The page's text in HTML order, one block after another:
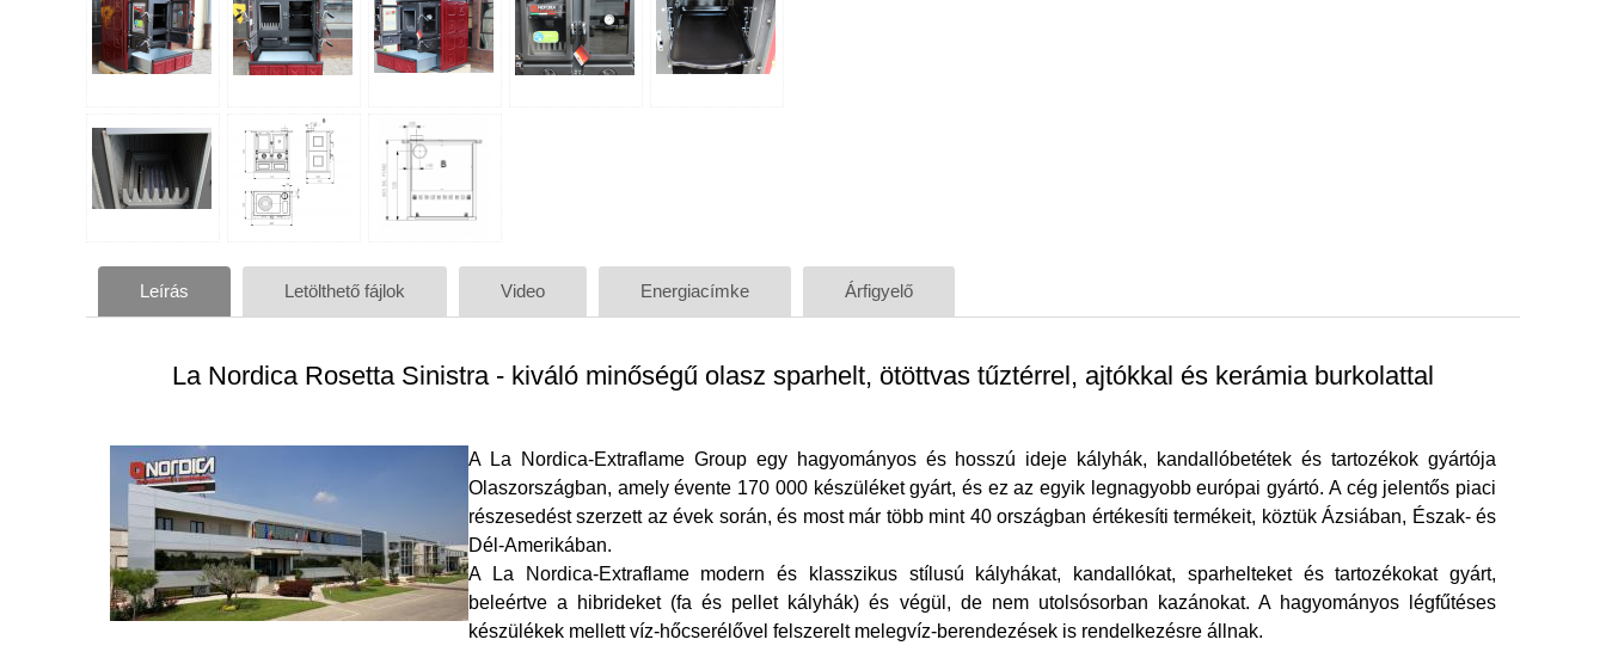
Leírás Letölthető fájlok Video Energiacímke Árfigyelő
La Nordica Rosetta Sinistra - kiváló minőségű olasz sparhelt, ötöttvas tűztérrel, ajtókkal és kerámia burkolattal
A La Nordica-Extraflame Group egy hagyományos és hosszú ideje kályhák, kandallóbetétek és tartozékok gyártója
Olaszországban, amely évente 170 000 készüléket gyárt, és ez az egyik legnagyobb európai gyártó. A cég jelentős piaci
részesedést szerzett az évek során, és most már több mint 40 országban értékesíti termékeit, köztük Ázsiában, Észak- és
Dél-Amerikában.
A La Nordica-Extraflame modern és klasszikus stílusú kályhákat, kandallókat, sparhelteket és tartozékokat gyárt,
beleértve a hibrideket (fa és pellet kályhák) és végül, de nem utolsósorban kazánokat. A hagyományos légfűtéses
készülékek mellett víz-hőcserélővel felszerelt melegvíz-berendezések is rendelkezésre állnak.